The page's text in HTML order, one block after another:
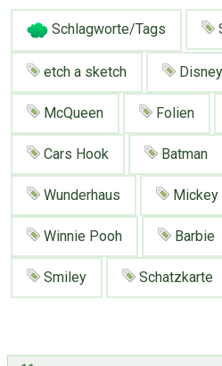
Schlagworte/Tags
etch a sketch Disney
McQueen Folien
Cars Hook Batman
Wunderhaus Mickey
Winnie Pooh Barbie
Smiley Schatzkarte